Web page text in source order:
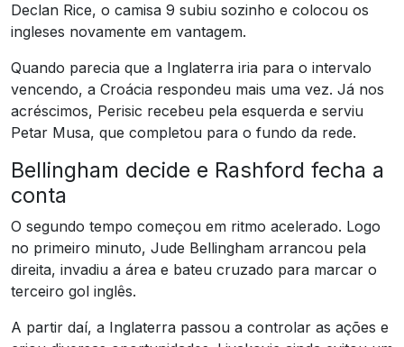
Declan Rice, o camisa 9 subiu sozinho e colocou os
ingleses novamente em vantagem.
Quando parecia que a Inglaterra iria para o intervalo
vencendo, a Croácia respondeu mais uma vez. Já nos
acréscimos, Perisic recebeu pela esquerda e serviu
Petar Musa, que completou para o fundo da rede.
Bellingham decide e Rashford fecha a
conta
O segundo tempo começou em ritmo acelerado. Logo
no primeiro minuto, Jude Bellingham arrancou pela
direita, invadiu a área e bateu cruzado para marcar o
terceiro gol inglês.
A partir daí, a Inglaterra passou a controlar as ações e